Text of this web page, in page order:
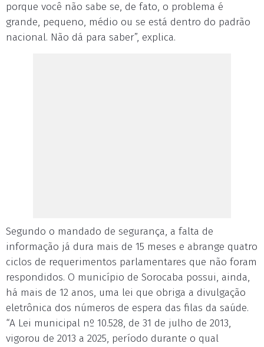
porque você não sabe se, de fato, o problema é
grande, pequeno, médio ou se está dentro do padrão
nacional. Não dá para saber”, explica.
Segundo o mandado de segurança, a falta de
informação já dura mais de 15 meses e abrange quatro
ciclos de requerimentos parlamentares que não foram
respondidos. O município de Sorocaba possui, ainda,
há mais de 12 anos, uma lei que obriga a divulgação
eletrônica dos números de espera das filas da saúde.
“A Lei municipal nº 10.528, de 31 de julho de 2013,
vigorou de 2013 a 2025, período durante o qual